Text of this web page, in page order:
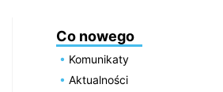
Co nowego
Komunikaty
Aktualności